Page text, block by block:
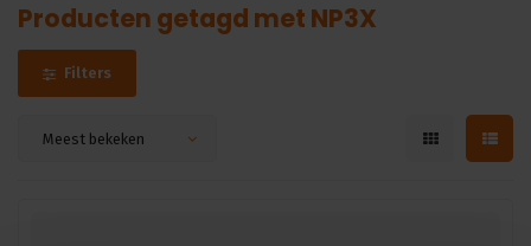
Producten getagd met NP3X
Filters
Meest bekeken